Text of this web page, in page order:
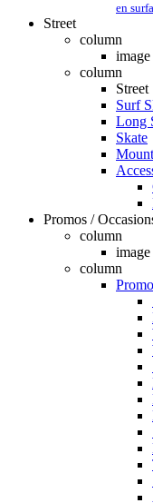
en
Street
column
image
column
Street
Surf
Long
Skate
Promos /
column
image
column